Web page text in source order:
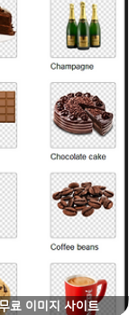
료 이미지 사이트